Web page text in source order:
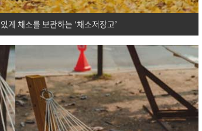
게 채소를 보관하는 ‘채소저장고’